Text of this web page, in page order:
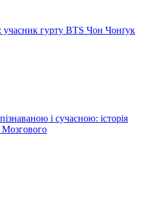
гурту BTS Чон Чонґук
і сучасною: історія